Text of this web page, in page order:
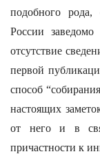
подобного рода,
России
отсутствие
первой
способ
настоящих
от него и в
причастности к